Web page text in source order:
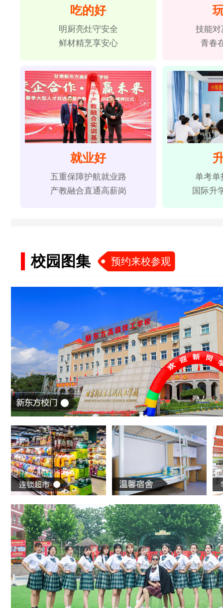
吃的好
明厨亮灶守安全
鲜材精烹享安心
技能对
青春
就业好
五重保障护航就业路
产教融合直通高薪岗
单考单
国际升
校园图集 预约来校参观